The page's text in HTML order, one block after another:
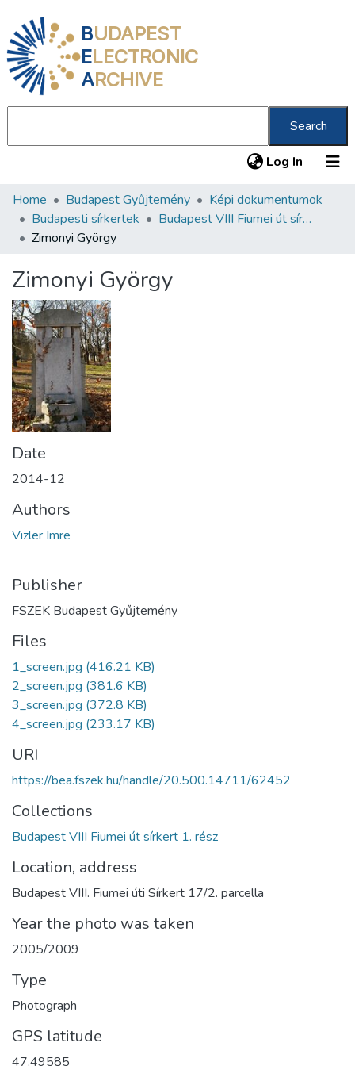
BUDAPEST
ELECTRONIC
ARCHIVE
Search
Log In (current)
Communities & Collections
All of DSpace
About us
Home Budapest Gyűjtemény
Képi dokumentumok
Budapesti sírkertek
Budapest VIII Fiumei út sírkert 1. rész
Zimonyi György
Zimonyi György
Date
2014-12
Authors
Vizler Imre
Publisher
FSZEK Budapest Gyűjtemény
Files
1_screen.jpg (416.21 KB)
2_screen.jpg (381.6 KB)
3_screen.jpg (372.8 KB)
4_screen.jpg (233.17 KB)
URI
https://bea.fszek.hu/handle/20.500.14711/62452
Collections
Budapest VIII Fiumei út sírkert 1. rész
Location, address
Budapest VIII. Fiumei úti Sírkert 17/2. parcella
Year the photo was taken
2005/2009
Type
Photograph
GPS latitude
47.49585